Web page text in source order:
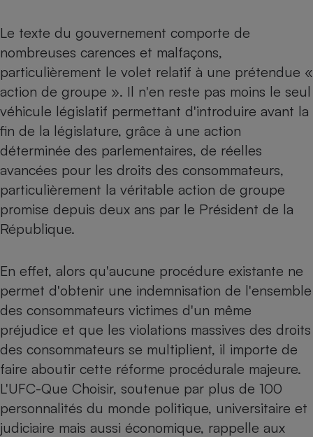
Le texte du gouvernement comporte de
nombreuses carences et malfaçons,
particulièrement le volet relatif à une prétendue «
action de groupe ». Il n'en reste pas moins le seul
véhicule législatif permettant d'introduire avant la
fin de la législature, grâce à une action
déterminée des parlementaires, de réelles
avancées pour les droits des consommateurs,
particulièrement la véritable action de groupe
promise depuis deux ans par le Président de la
République.
En effet, alors qu'aucune procédure existante ne
permet d'obtenir une indemnisation de l'ensemble
des consommateurs victimes d'un même
préjudice et que les violations massives des droits
des consommateurs se multiplient, il importe de
faire aboutir cette réforme procédurale majeure.
L'UFC-Que Choisir, soutenue par plus de 100
personnalités du monde politique, universitaire et
judiciaire mais aussi économique, rappelle aux
Plaque de cuisson à
induction
Climatiseur -
Cafetière à expressos
Téléphone mobile -
Antivirus
Climatiseur -
Ventilateur